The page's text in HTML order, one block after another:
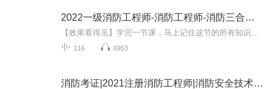
2022一级消防工程师-消防工程师-消防三合一精讲全科
116 6953
消防考证|2021注册消防工程师|消防安全技术实务